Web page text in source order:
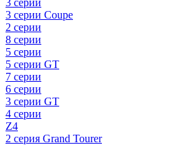
3 серии
3 серии Coupe
2 серии
8 серии
5 серии
5 серии GT
7 серии
6 серии
3 серии GT
4 серии
Z4
2 серия Grand Tourer